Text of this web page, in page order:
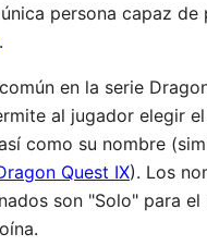
persona capaz de
.
en la serie
al jugador elegir
como su nombre
Quest IX). Los
son "Solo" para